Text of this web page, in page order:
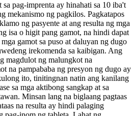
pag-imprenta ay hinahati sa 10 iba't
mekanismo ng pagkilos. Pagkatapos
ng pasyente at ang resulta ng mga
isa o higit pang gamot, na hindi dapat
gamot sa puso at daluyan ng dugo
irekomenda sa kaibigan. Ang
magdulot ng malungkot na
na pampababa ng presyon ng dugo ay
ito, tinitingnan natin ang kanilang
sa mga aktibong sangkap at sa
Minsan lang na biglaang pagtaas
na resulta ay hindi palaging